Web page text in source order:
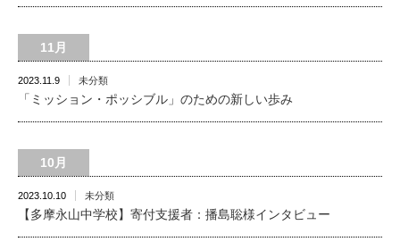
11月
2023.11.9 未分類
「ミッション・ポッシブル」のための新しい歩み
10月
2023.10.10 未分類
【多摩永山中学校】寄付支援者：播島聡様インタビュー